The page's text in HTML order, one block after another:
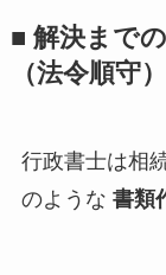
■ 解決まで
（法令順守）
行政書士は相
のような 書類